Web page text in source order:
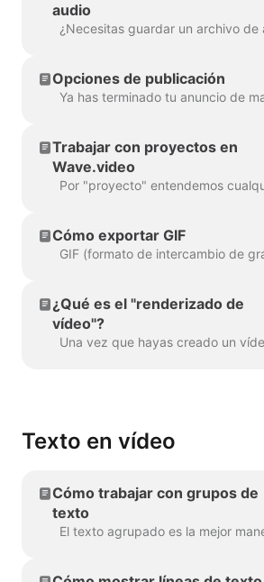
audio
Opciones de publicación
Trabajar con proyectos en
Wave.video
Cómo exportar GIF
¿Qué es el "renderizado de
vídeo"?
Texto en vídeo
Cómo trabajar con grupos de
texto